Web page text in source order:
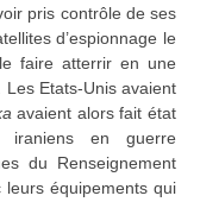
pris contrôle de ses
d’espionnage le
faire atterrir en une
Les Etats-Unis avaient
avaient alors fait état
en guerre
du Renseignement
équipements qui